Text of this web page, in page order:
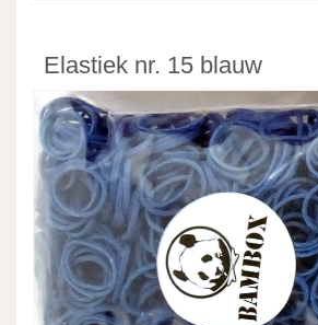
Elastiek nr. 15 blauw